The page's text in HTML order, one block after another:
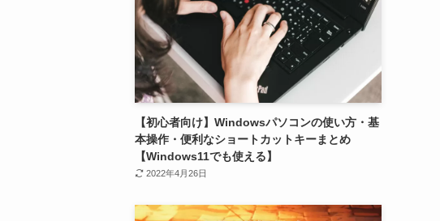
【初心者向け】Windowsパソコンの使い方・基
本操作・便利なショートカットキーまとめ
【Windows11でも使える】
2022年4月26日